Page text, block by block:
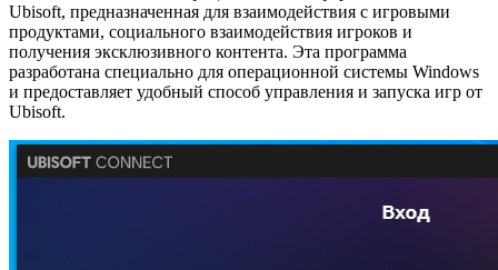
Ubisoft, предназначенная для взаимодействия с игровыми
продуктами, социального взаимодействия игроков и
получения эксклюзивного контента. Эта программа
разработана специально для операционной системы Windows
и предоставляет удобный способ управления и запуска игр от
Ubisoft.